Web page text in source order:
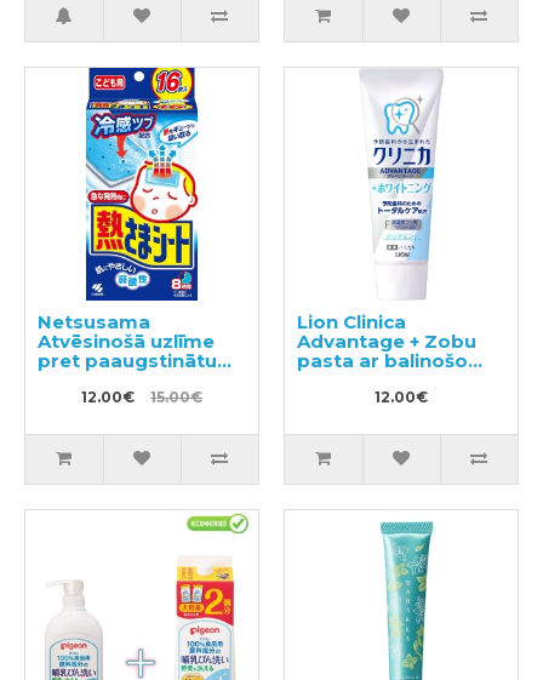
Netsusama
Atvēsinošā uzlīme
pret paaugstinātu
gadiem 16gab
12.00€ 15.00€
Lion Clinica
Advantage + Zobu
pasta ar balinošo
12.00€